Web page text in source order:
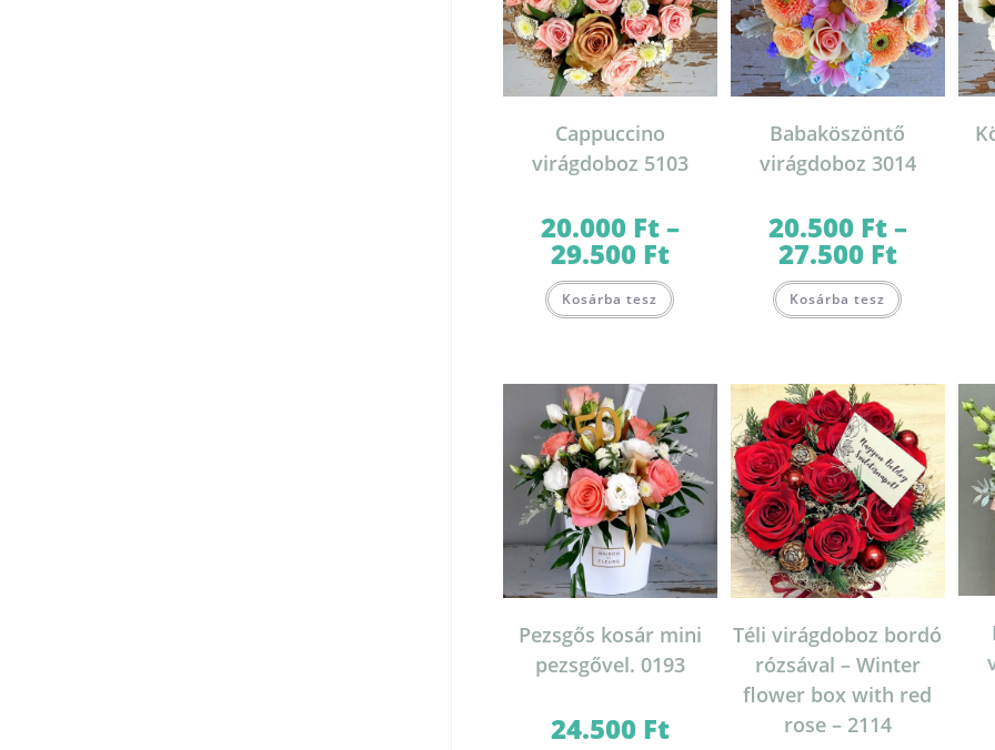
Cappuccino
virágdoboz 5103
20.000 Ft–
29.500 FtÁrtartomány:
20.000 Ft
29.500 Ft
Kosárba tesz a
A
változatok
a
termékoldalon
választhatók
ki
Babaköszöntő
virágdoboz 3014
20.500 Ft–
27.500 FtÁrtartomány:
20.500 Ft
27.500 Ft
Kosárba tesz a
A
változatok
választhatók
ki
Pezsgős kosár mini
pezsgővel. 0193
24.500 Ft
Téli virágdoboz bordó
rózsával – Winter
flower box with red
rose – 2114